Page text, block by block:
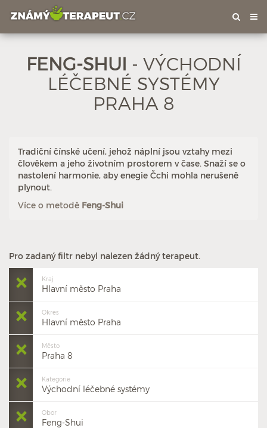
FENG-SHUI - VÝCHODNÍ
LÉČEBNÉ SYSTÉMY
PRAHA 8
Tradiční čínské učení, jehož náplní jsou vztahy mezi
člověkem a jeho životním prostorem v čase. Snaží se o
nastolení harmonie, aby enegie Čchi mohla nerušeně
plynout.
Více o metodě Feng-Shui
Pro zadaný filtr nebyl nalezen žádný terapeut.
Kraj
Hlavní město Praha
Okres
Hlavní město Praha
Město
Praha 8
Kategorie
Východní léčebné systémy
Obor
Feng-Shui